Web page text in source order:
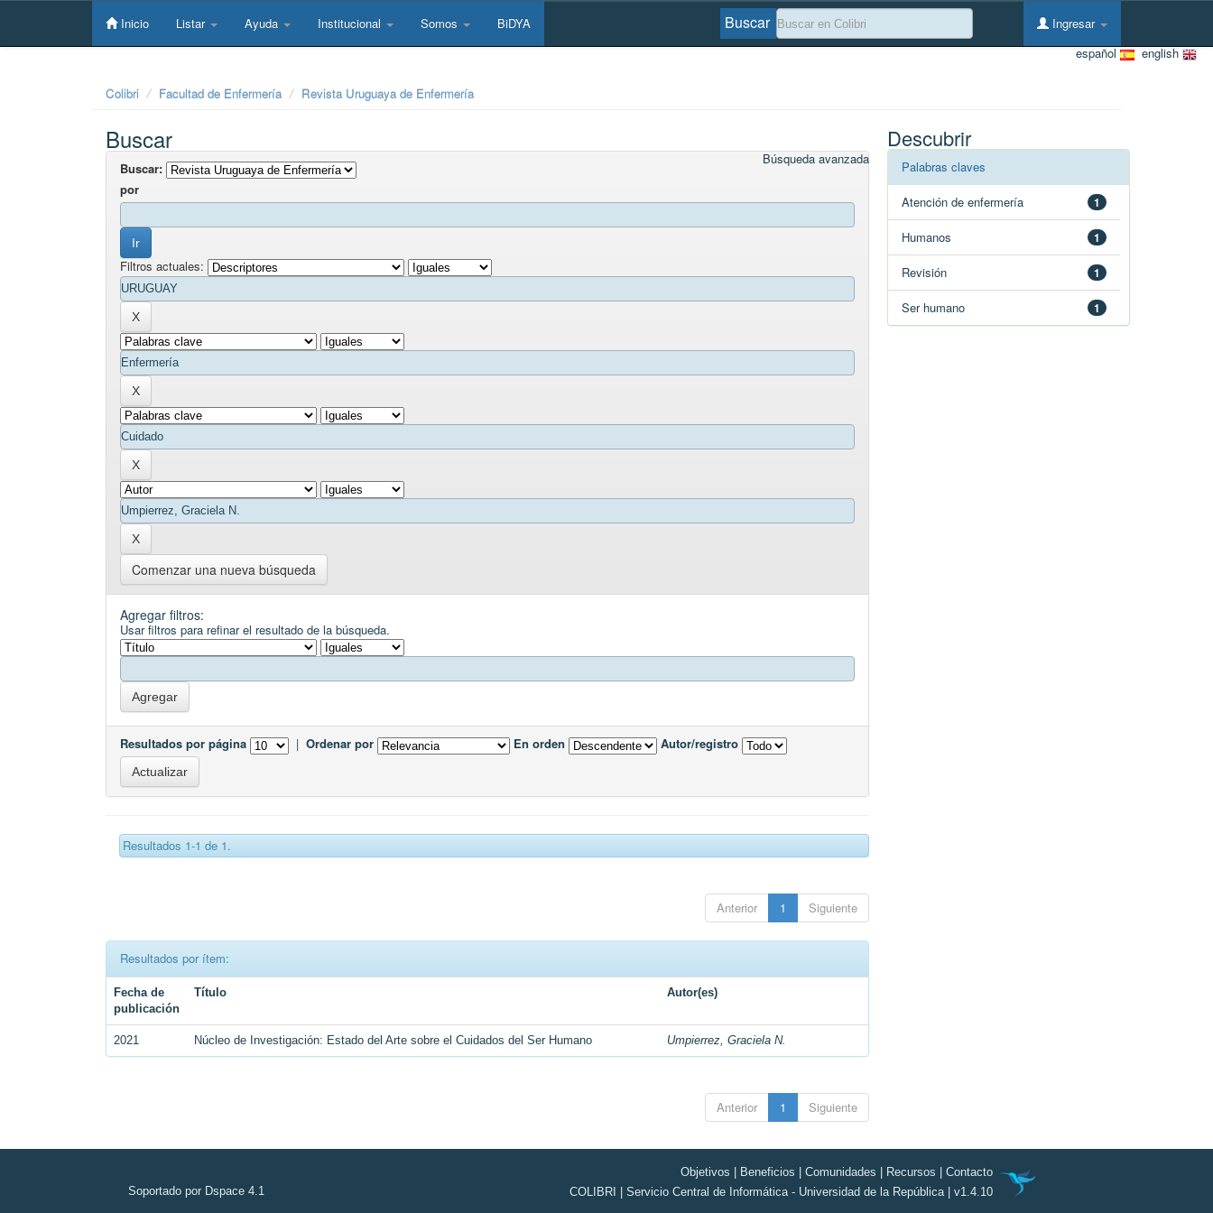
Skip
Inicio Listar Ayuda Institucional Somos BiDYA Ingresar
Buscar
english
español
Colibri Facultad de Enfermería Revista Uruguaya de Enfermería
Buscar
Búsqueda avanzada
Buscar:
por
Filtros actuales:
Comenzar una nueva búsqueda
Agregar filtros:
Usar filtros para refinar el resultado de la búsqueda.
Resultados por página | Ordenar por En orden Autor/registro
Resultados 1-1 de 1.
Anterior 1 Siguiente
Resultados por ítem:
Fecha de
publicación
Título Autor(es)
2021 Núcleo de Investigación: Estado del Arte sobre el Cuidados del Ser Humano Umpierrez, Graciela N.
Anterior 1 Siguiente
Descubrir
Palabras claves
1
Atención de enfermería
1
Humanos
1
Revisión
1
Ser humano
Soportado por Dspace 4.1
Objetivos Beneficios Comunidades Recursos
Contacto
COLIBRI | Servicio Central de Informática - Universidad de la República | v1.4.10